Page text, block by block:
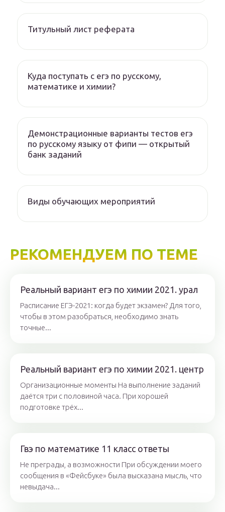
Титульный лист реферата
Куда поступать с егэ по русскому,
математике и химии?
Демонстрационные варианты тестов егэ
по русскому языку от фипи — открытый
банк заданий
Виды обучающих мероприятий
РЕКОМЕНДУЕМ ПО ТЕМЕ
Реальный вариант егэ по химии 2021. урал
Расписание ЕГЭ-2021: когда будет экзамен? Для того,
чтобы в этом разобраться, необходимо знать
точные...
Реальный вариант егэ по химии 2021. центр
Организационные моменты На выполнение заданий
даётся три с половиной часа. При хорошей
подготовке трёх...
Гвэ по математике 11 класс ответы
Не преграды, а возможности При обсуждении моего
сообщения в «Фейсбуке» была высказана мысль, что
невыдача...